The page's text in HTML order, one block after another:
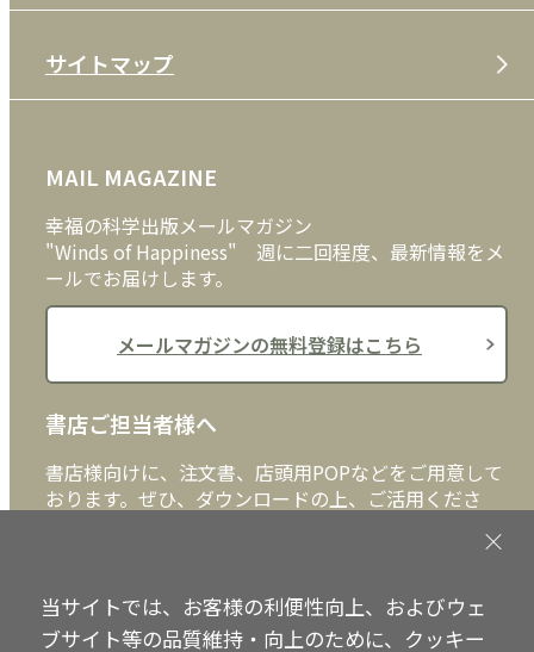
CD
DVD・ブルーレイ
外国語
特定商取引法
プライバシーポリシー
クッキーポリシー
メディア・ライブラリー
サイトマップ
MAIL MAGAZINE
幸福の科学出版メールマガジン
"Winds of Happiness" 週に二回程度、最新情報をメ
ールでお届けします。
メールマガジンの無料登録はこちら
書店ご担当者様へ
書店様向けに、注文書、店頭用POPなどをご用意して
おります。ぜひ、ダウンロードの上、ご活用くださ
書店ご担当者様へ
当サイトでは、お客様の利便性向上、およびウェ
ブサイト等の品質維持・向上のために、クッキー